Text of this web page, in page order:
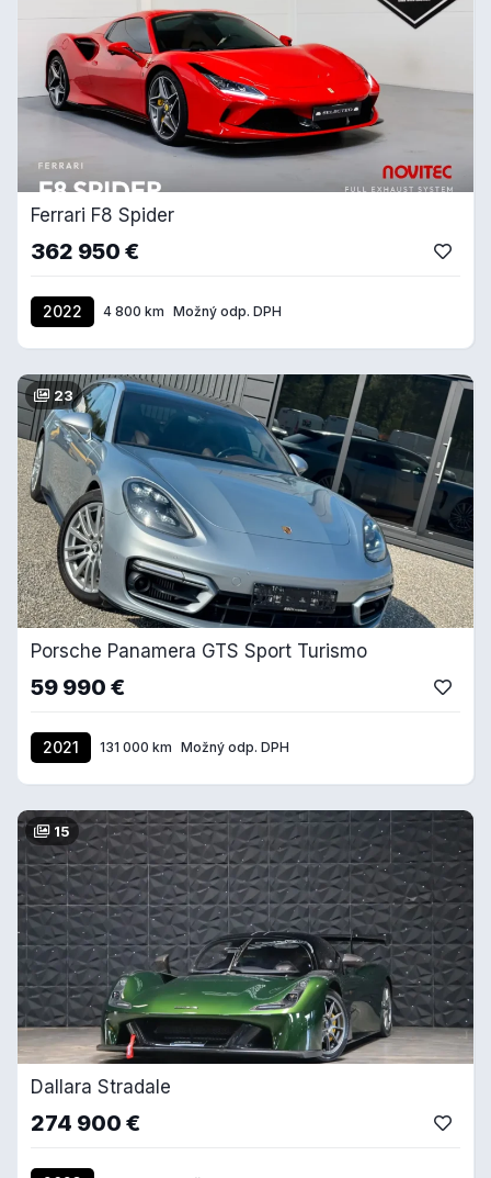
Ferrari F8 Spider
362 950 €
2022 4 800 km Možný odp. DPH
23
Porsche Panamera GTS Sport Turismo
59 990 €
2021 131 000 km Možný odp. DPH
15
Dallara Stradale
274 900 €